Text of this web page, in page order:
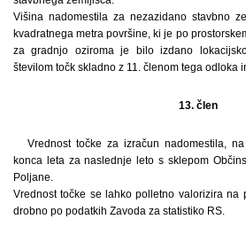
Višina nadomestila za nezazidano stavbno
kvadratnega metra površine, ki je po
za gradnjo oziroma je bilo izdano
številom točk skladno z 11. členom tega odloka
13. člen
Vrednost točke za izračun nadomestila,
konca leta za naslednje leto s sklepom
Poljane.
Vrednost točke se lahko polletno valorizira na
drobno po podatkih Zavoda za statistiko RS.